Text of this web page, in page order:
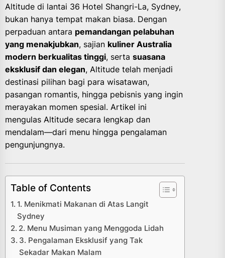
Altitude di lantai 36 Hotel Shangri-La, Sydney,
bukan hanya tempat makan biasa. Dengan
perpaduan antara pemandangan pelabuhan
yang menakjubkan, sajian kuliner Australia
modern berkualitas tinggi, serta suasana
eksklusif dan elegan, Altitude telah menjadi
destinasi pilihan bagi para wisatawan,
pasangan romantis, hingga pebisnis yang ingin
merayakan momen spesial. Artikel ini
mengulas Altitude secara lengkap dan
mendalam—dari menu hingga pengalaman
pengunjungnya.
Table of Contents
1. Menikmati Makanan di Atas Langit
Sydney
2. Menu Musiman yang Menggoda Lidah
3. Pengalaman Eksklusif yang Tak
Sekadar Makan Malam